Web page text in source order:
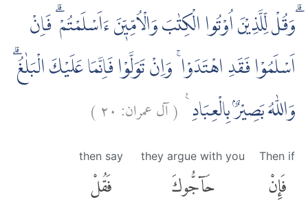
ۗوَقُلْ لِّلَّذِيْنَ اُوْتُوا الْكِتٰبَ وَالْاُمِّيّٖنَ ءَاَسْلَمْتُمْ ۗ فَاِنْ
اَسْلَمُوْا فَقَدِ اهْتَدَوْا ۚ وَاِنْ تَوَلَّوْا فَاِنَّمَا عَلَيْكَ الْبَلٰغُ ۗ
وَاللّٰهُ بَصِيْرٌۢ بِالْعِبَادِ ࣖ (آل عمران: ٢٠)
Then if
فَإِنْ
they argue with you
حَآجُّوكَ
then say
فَقُلْ